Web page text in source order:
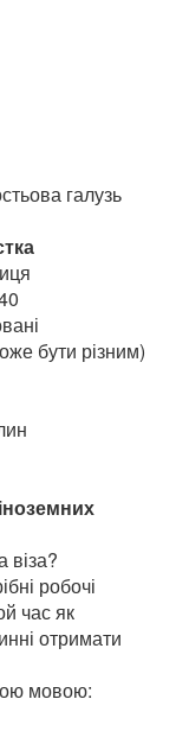
галузь
бути різним)
віза?
робочі
час як
отримати
мовою: